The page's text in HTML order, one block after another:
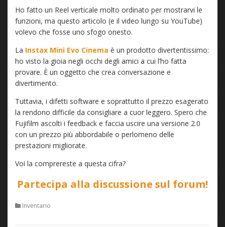
Ho fatto un Reel verticale molto ordinato per mostrarvi le
funzioni, ma questo articolo (e il video lungo su YouTube)
volevo che fosse uno sfogo onesto.
La Instax Mini Evo Cinema è un prodotto divertentissimo:
ho visto la gioia negli occhi degli amici a cui l’ho fatta
provare. È un oggetto che crea conversazione e
divertimento.
Tuttavia, i difetti software e soprattutto il prezzo esagerato
la rendono difficile da consigliare a cuor leggero. Spero che
Fujifilm ascolti i feedback e faccia uscire una versione 2.0
con un prezzo più abbordabile o perlomeno delle
prestazioni migliorate.
Voi la comprereste a questa cifra?
Partecipa alla discussione sul forum!
Inventario